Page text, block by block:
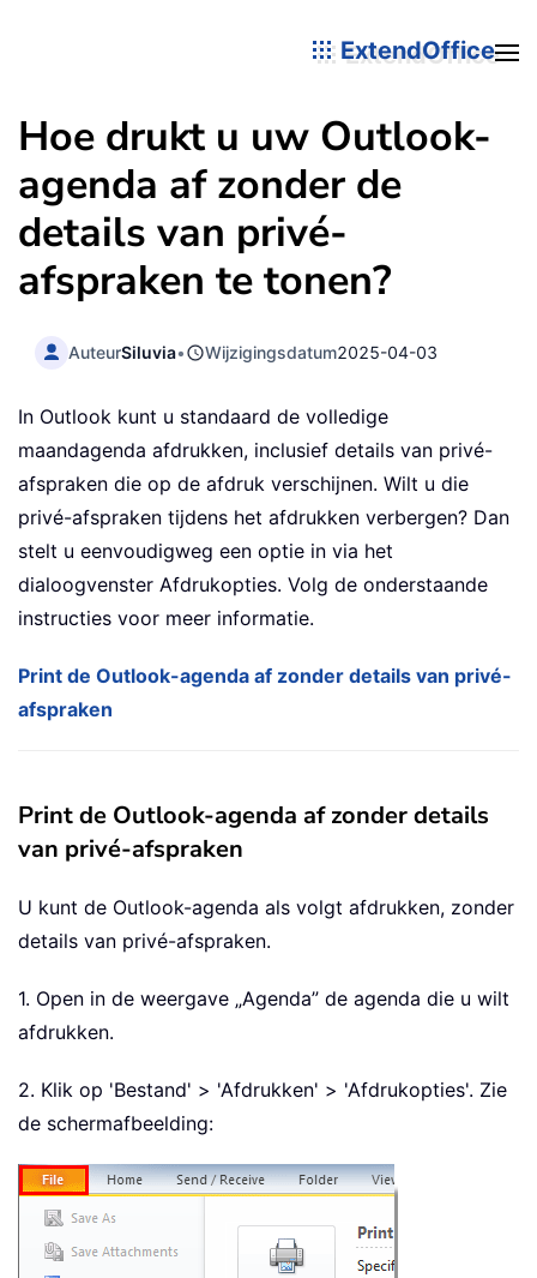
ExtendOffice
Hoe drukt u uw Outlook-
agenda af zonder de
details van privé-
afspraken te tonen?
AuteurSiluvia• Wijzigingsdatum2025-04-03
In Outlook kunt u standaard de volledige
maandagenda afdrukken, inclusief details van privé-
afspraken die op de afdruk verschijnen. Wilt u die
privé-afspraken tijdens het afdrukken verbergen? Dan
stelt u eenvoudigweg een optie in via het
dialoogvenster Afdrukopties. Volg de onderstaande
instructies voor meer informatie.
Print de Outlook-agenda af zonder details van privé-
afspraken
Print de Outlook-agenda af zonder details
van privé-afspraken
U kunt de Outlook-agenda als volgt afdrukken, zonder
details van privé-afspraken.
1. Open in de weergave „Agenda” de agenda die u wilt
afdrukken.
2. Klik op 'Bestand' > 'Afdrukken' > 'Afdrukopties'. Zie
de schermafbeelding: